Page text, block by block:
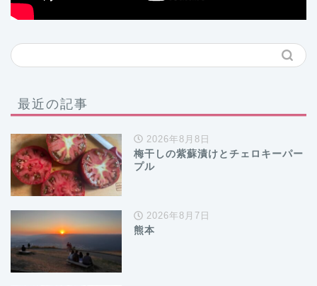
最近の記事
2026年8月8日
梅干しの紫蘇漬けとチェロキーパー
プル
2026年8月7日
熊本